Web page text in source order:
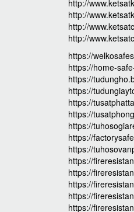
http://
http://
http://
http://
https://
https://home-
https://
https://
https://
https://
https://
https://
https://
https://
https://
https://
https://
https://